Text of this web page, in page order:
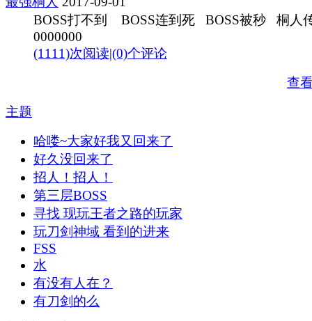
BOSS打不到 BOSS连到死 BOSS被秒 桐人
0000000
(1111)次阅读|(0)个评论
查
主题
哈喽~大家好我又回来了
好久没回来了
招人！招人！
第三层BOSS
寻找 现玩王者之路的玩家
玩刀剑神域 看到的进来
FSS
水
有没有人在？
有刀剑的么